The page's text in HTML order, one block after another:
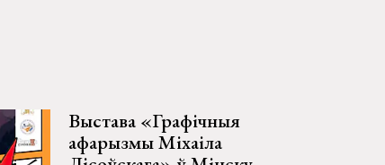
Выстава «Графічныя
афарызмы Міхаіла